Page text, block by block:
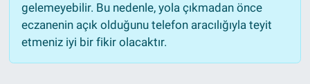
gelemeyebilir. Bu nedenle, yola çıkmadan önce
eczanenin açık olduğunu telefon aracılığıyla teyit
etmeniz iyi bir fikir olacaktır.